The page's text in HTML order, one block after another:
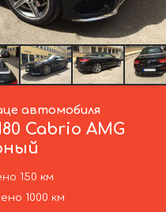
автомобиля
Cabrio AMG
150 км
1000 км